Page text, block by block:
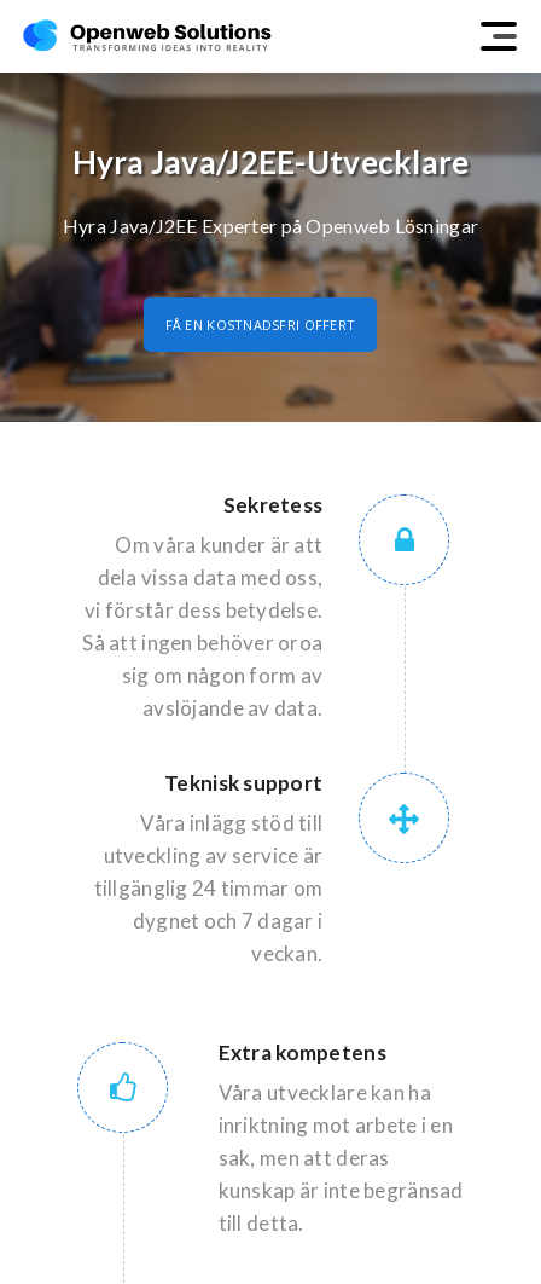
Hyra Java/J2EE-Utvecklare
Hyra Java/J2EE Experter på Openweb Lösningar
FÅ EN KOSTNADSFRI OFFERT
Sekretess
Om våra kunder är att
dela vissa data med oss,
vi förstår dess betydelse.
Så att ingen behöver oroa
sig om någon form av
avslöjande av data.
Teknisk support
Våra inlägg stöd till
utveckling av service är
tillgänglig 24 timmar om
dygnet och 7 dagar i
veckan.
Extra kompetens
Våra utvecklare kan ha
inriktning mot arbete i en
sak, men att deras
kunskap är inte begränsad
till detta.